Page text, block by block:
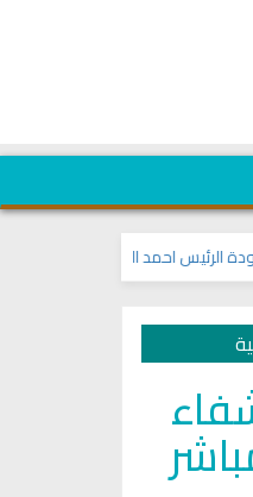
احمد الشرع>> اناشيد ابراهيم